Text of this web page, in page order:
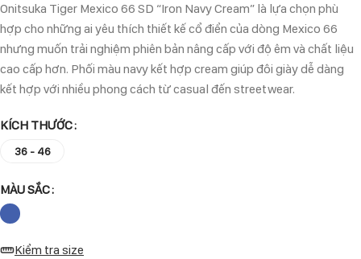
Onitsuka Tiger Mexico 66 SD “Iron Navy Cream” là lựa chọn phù
hợp cho những ai yêu thích thiết kế cổ điển của dòng Mexico 66
nhưng muốn trải nghiệm phiên bản nâng cấp với độ êm và chất liệu
cao cấp hơn. Phối màu navy kết hợp cream giúp đôi giày dễ dàng
kết hợp với nhiều phong cách từ casual đến streetwear.
KÍCH THƯỚC
36 - 46
MÀU SẮC
Kiểm tra size